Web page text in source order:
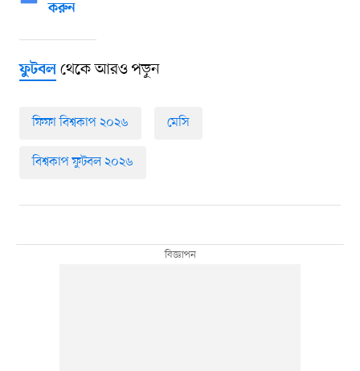
করুন
ফুটবলথেকে আরও পড়ুন
ফিফা বিশ্বকাপ ২০২৬ মেসি
বিশ্বকাপ ফুটবল ২০২৬